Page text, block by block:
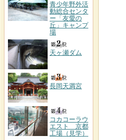
青少年野外活
動総合センタ
ー「友愛の
丘」キャンプ
場
天ヶ瀬ダム
長岡天満宮
コカコーラウ
エスト 京都
工場（見学）